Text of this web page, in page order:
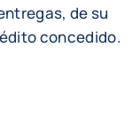
de su
concedido.